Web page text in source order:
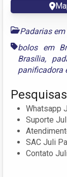
Padarias
bolos em
Brasília,
panificadora
Whatsapp
Suporte
SAC Juli
Contato